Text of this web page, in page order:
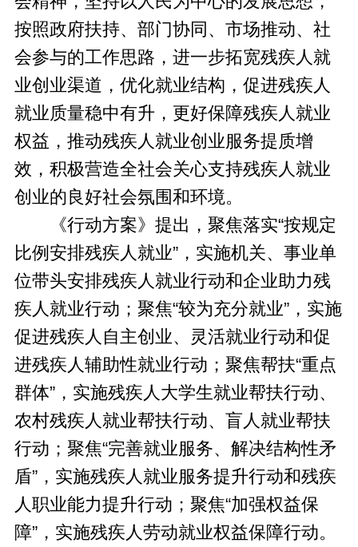
按照政府扶持、部门协同、市场推动、社
会参与的工作思路，进一步拓宽残疾人就
业创业渠道，优化就业结构，促进残疾人
就业质量稳中有升，更好保障残疾人就业
权益，推动残疾人就业创业服务提质增
效，积极营造全社会关心支持残疾人就业
创业的良好社会氛围和环境。
《行动方案》提出，聚焦落实“按规定
比例安排残疾人就业”，实施机关、事业单
位带头安排残疾人就业行动和企业助力残
疾人就业行动；聚焦“较为充分就业”，实施
促进残疾人自主创业、灵活就业行动和促
进残疾人辅助性就业行动；聚焦帮扶“重点
群体”，实施残疾人大学生就业帮扶行动、
农村残疾人就业帮扶行动、盲人就业帮扶
行动；聚焦“完善就业服务、解决结构性矛
盾”，实施残疾人就业服务提升行动和残疾
人职业能力提升行动；聚焦“加强权益保
障”，实施残疾人劳动就业权益保障行动。